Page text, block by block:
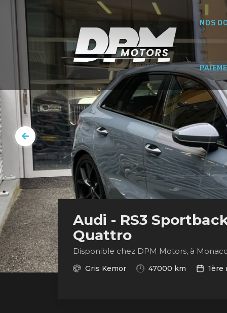
NOS
Audi - RS3
Quattro
Disponible chez DPM Motors, à
Gris Kemor 47000 km 1ère